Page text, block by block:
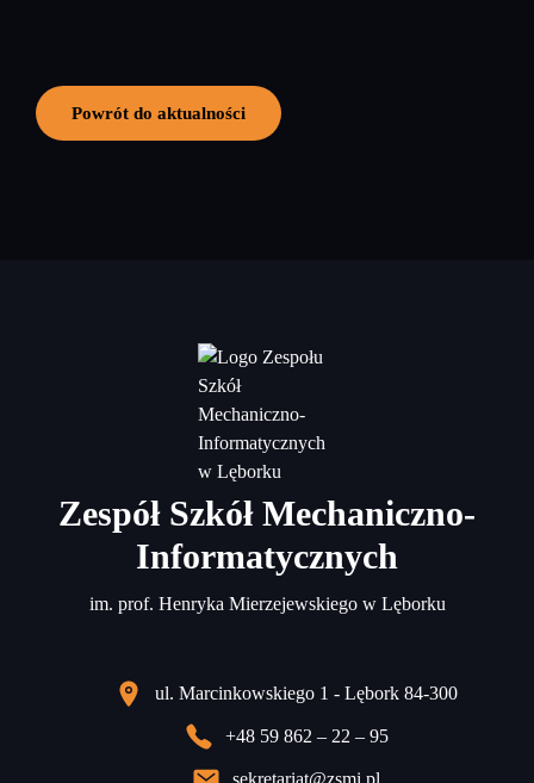
Powrót do aktualności
Zespół Szkół Mechaniczno-
Informatycznych
im. prof. Henryka Mierzejewskiego w Lęborku
ul. Marcinkowskiego 1 - Lębork 84-300
+48 59 862 – 22 – 95
sekretariat@zsmi.pl